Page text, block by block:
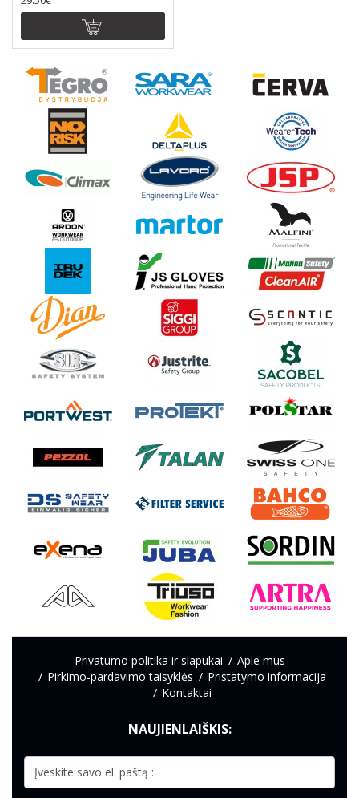
Privatumo politika ir slapukai
Apie mus
Pirkimo-pardavimo taisyklės
Pristatymo informacija
Kontaktai
NAUJIENLAIŠKIS: